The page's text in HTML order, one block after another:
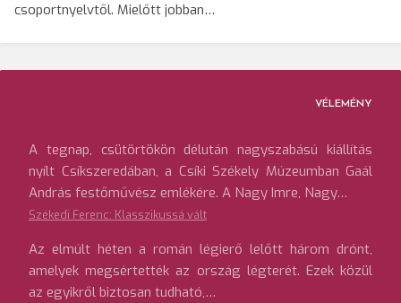
csoportnyelvtől. Mielőtt jobban…
VÉLEMÉNY
A tegnap, csütörtökön délután nagyszabású kiállítás
nyílt Csíkszeredában, a Csíki Székely Múzeumban Gaál
András festőművész emlékére. A Nagy Imre, Nagy…
Székedi Ferenc: Klasszikussá vált
Az elmúlt héten a román légierő lelőtt három drónt,
amelyek megsértették az ország légterét. Ezek közül
az egyikről biztosan tudható,…